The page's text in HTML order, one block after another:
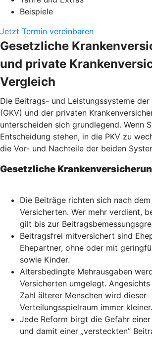
Beispiele
Jetzt Termin vereinbaren
Gesetzliche
und private
Vergleich
Die Beitrags- und Leistungssysteme
(GKV) und der privaten
unterscheiden sich grundlegend. Wenn
Entscheidung stehen, in die PKV zu
die Vor- und Nachteile der beiden
Gesetzliche
Die Beiträge richten sich nach
Versicherten. Wer mehr verdient,
gilt bis zur
Beitragsfrei mitversichert sind
Ehepartner, ohne oder mit
sowie Kinder.
Altersbedingte Mehrausgaben
Versicherten umgelegt.
Zahl älterer Menschen wird dieser
Verteilungsspielraum immer kleiner.
Jede Reform birgt die Gefahr
und damit einer „versteckten”